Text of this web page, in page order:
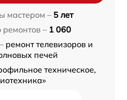
мастером – 5 лет
– 1 060
ремонт телевизоров и
печей
техническое,